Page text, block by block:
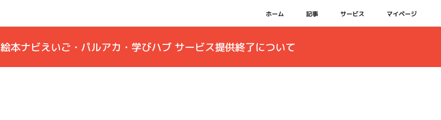
ホーム 記事 サービス マイページ
絵本ナビえいご・パルアカ・学びハブ サービス提供終了について